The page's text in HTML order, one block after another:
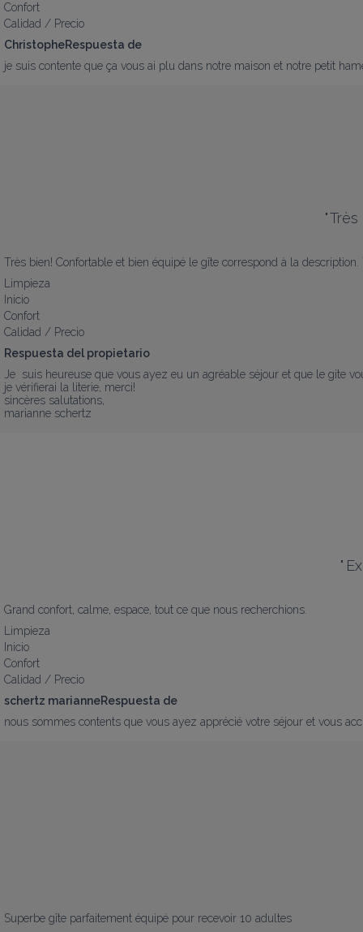
Confort
Calidad / Precio
ChristopheRespuesta de
je suis contente que ça vous ai plu dans notre maison et notre petit
"
Très bien! Confortable et bien équipé le gîte correspond à la
Limpieza
Inicio
Confort
Calidad / Precio
Respuesta del propietario
Je  suis heureuse que vous ayez eu un agréable séjour et que le gite
je vérifierai la literie, merci!
sincères salutations,
marianne schertz
"
Grand confort, calme, espace, tout ce que nous recherchions.
Limpieza
Inicio
Confort
Calidad / Precio
schertz marianneRespuesta de
nous sommes contents que vous ayez apprécié votre séjour et vous
Superbe gîte parfaitement équipé pour recevoir 10 adultes